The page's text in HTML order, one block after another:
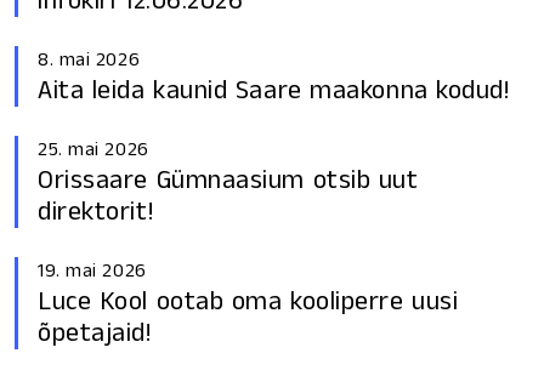
8. mai 2026
Aita leida kaunid Saare maakonna kodud!
25. mai 2026
Orissaare Gümnaasium otsib uut
direktorit!
19. mai 2026
Luce Kool ootab oma kooliperre uusi
õpetajaid!